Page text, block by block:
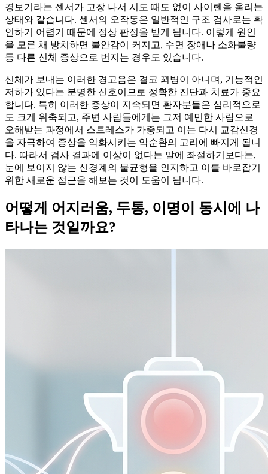
경보기라는 센서가 고장 나서 시도 때도 없이 사이렌을 울리는
상태와 같습니다. 센서의 오작동은 일반적인 구조 검사로는 확
인하기 어렵기 때문에 정상 판정을 받게 됩니다. 이렇게 원인
을 모른 채 방치하면 불안감이 커지고, 수면 장애나 소화불량
등 다른 신체 증상으로 번지는 경우도 있습니다.
신체가 보내는 이러한 경고음은 결코 꾀병이 아니며, 기능적인
저하가 있다는 분명한 신호이므로 정확한 진단과 치료가 중요
합니다. 특히 이러한 증상이 지속되면 환자분들은 심리적으로
도 크게 위축되고, 주변 사람들에게는 그저 예민한 사람으로
오해받는 과정에서 스트레스가 가중되고 이는 다시 교감신경
을 자극하여 증상을 악화시키는 악순환의 고리에 빠지게 됩니
다. 따라서 검사 결과에 이상이 없다는 말에 좌절하기보다는,
눈에 보이지 않는 신경계의 불균형을 인지하고 이를 바로잡기
위한 새로운 접근을 해보는 것이 도움이 됩니다.
어떻게 어지러움, 두통, 이명이 동시에 나
타나는 것일까요?